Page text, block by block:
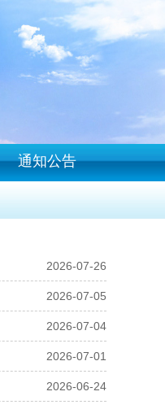
通知公告
2026-07-26
2026-07-05
2026-07-04
2026-07-01
2026-06-24